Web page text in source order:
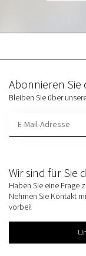
Wir sind für Sie
Haben Sie eine Frage
Nehmen Sie Kontakt
vorbei!
Abonnieren
Bleiben Sie über